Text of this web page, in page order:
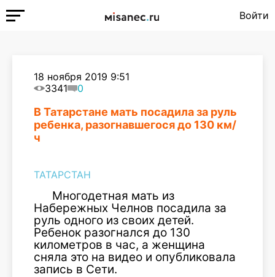
Войти
18 ноября 2019 9:51
3341
0
В Татарстане мать посадила за руль
ребенка, разогнавшегося до 130 км/
ч
ТАТАРСТАН
Многодетная мать из
Набережных Челнов посадила за
руль одного из своих детей.
Ребенок разогнался до 130
километров в час, а женщина
сняла это на видео и опубликовала
запись в Сети.